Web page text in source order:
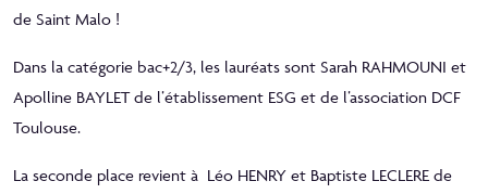
de Saint Malo !
Dans la catégorie bac+2/3, les lauréats sont Sarah RAHMOUNI et
Apolline BAYLET de l’établissement ESG et de l’association DCF
Toulouse.
La seconde place revient à Léo HENRY et Baptiste LECLERE de